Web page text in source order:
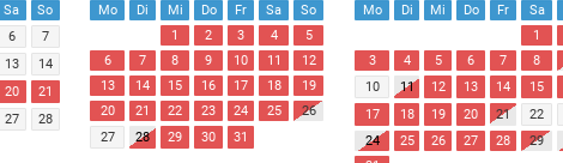
Sa
So
6
7
13
14
20
21
27
28
Mo Di Mi Do Fr Sa
So
1
2 3 4
5
6
7 8 9 10 11
12
13
14 15 16 17 18
19
20
21 22 23 24 25
26
27
28 29 30 31
Mo Di Mi Do Fr Sa
1
3
4 5 6 7 8
10
11 12 13 14 15
17
18 19 20 21 22
24
25 26 27 28 29